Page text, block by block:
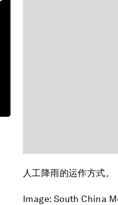
人工降雨的运作方式。
Image: South China